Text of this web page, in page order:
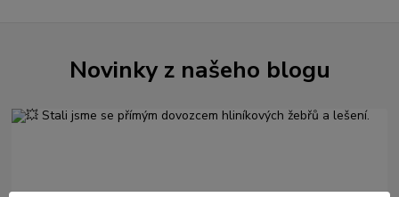
Novinky z našeho blogu